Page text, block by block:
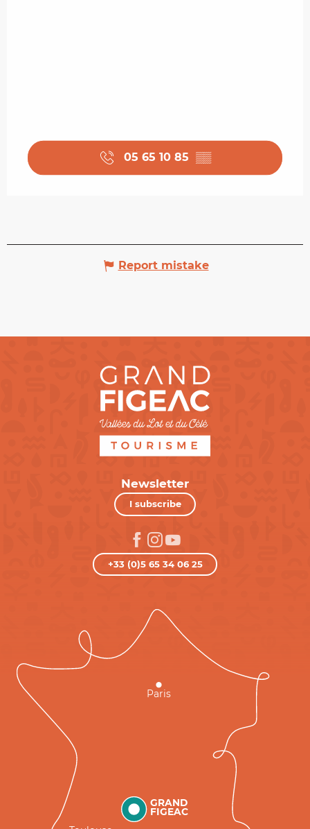
05 65 10 85 ▒▒
Report mistake
Newsletter
I subscribe
+33 (0)5 65 34 06 25
GRAND
FIGEAC
Paris